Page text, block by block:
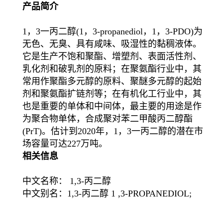
产品简介
1，3一丙二醇(1，3-propanediol，1，3-PDO)为
无色、无臭、具有咸味、吸湿性的黏稠液体。
它是生产不饱和聚酯、增塑剂、表面活性剂、
乳化剂和破乳剂的原料；在聚氨酯行业中，其
常用作聚酯多元醇的原料、聚醚多元醇的起始
剂和聚氨酯扩链剂等；在有机化工行业中，其
也是重要的单体和中间体，最主要的用途是作
为聚合物单体，合成聚对苯二甲酸丙二醇酯
(PrT)。估计到2020年，1，3一丙二醇的潜在市
场容量可达227万吨。
相关信息
中文名称： 1,3-丙二醇
中文别名：1,3-丙二醇 1 ,3-PROPANEDIOL;